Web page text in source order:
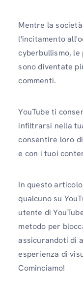
Mentre la
l'incitamento
cyberbullismo,
sono diventate
commenti.
YouTube ti
infiltrarsi nella
consentire loro
e con i tuoi
In questo
qualcuno su
utente di
metodo per
assicurandoti di
esperienza di
Cominciamo!